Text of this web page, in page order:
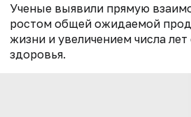
Ученые выявили прямую
ростом общей ожидаемой
жизни и увеличением числа
здоровья.